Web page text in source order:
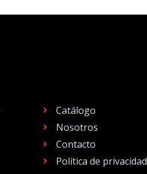
Catálogo
Nosotros
Contacto
Política de privacidad